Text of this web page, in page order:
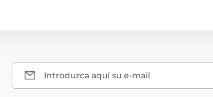
Introduzca aquí su e-mail